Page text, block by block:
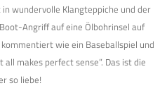
wundervolle Klangteppiche und der
Angriff auf eine Ölbohrinsel auf
wie ein Baseballspiel und
makes perfect sense”. Das ist die
so liebe!